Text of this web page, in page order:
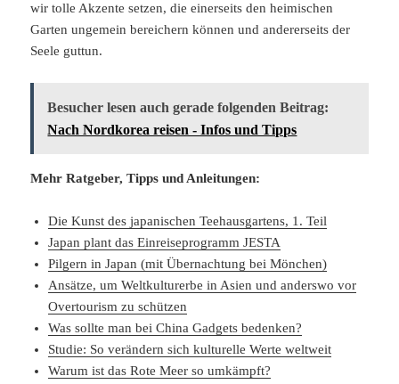
wir tolle Akzente setzen, die einerseits den heimischen
Garten ungemein bereichern können und andererseits der
Seele guttun.
Besucher lesen auch gerade folgenden Beitrag:
Nach Nordkorea reisen - Infos und Tipps
Mehr Ratgeber, Tipps und Anleitungen:
Die Kunst des japanischen Teehausgartens, 1. Teil
Japan plant das Einreiseprogramm JESTA
Pilgern in Japan (mit Übernachtung bei Mönchen)
Ansätze, um Weltkulturerbe in Asien und anderswo vor
Overtourism zu schützen
Was sollte man bei China Gadgets bedenken?
Studie: So verändern sich kulturelle Werte weltweit
Warum ist das Rote Meer so umkämpft?